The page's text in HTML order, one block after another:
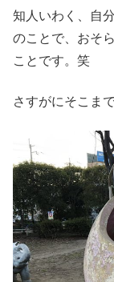
知人いわく、自
のことで、おそ
ことです。笑
さすがにそこま